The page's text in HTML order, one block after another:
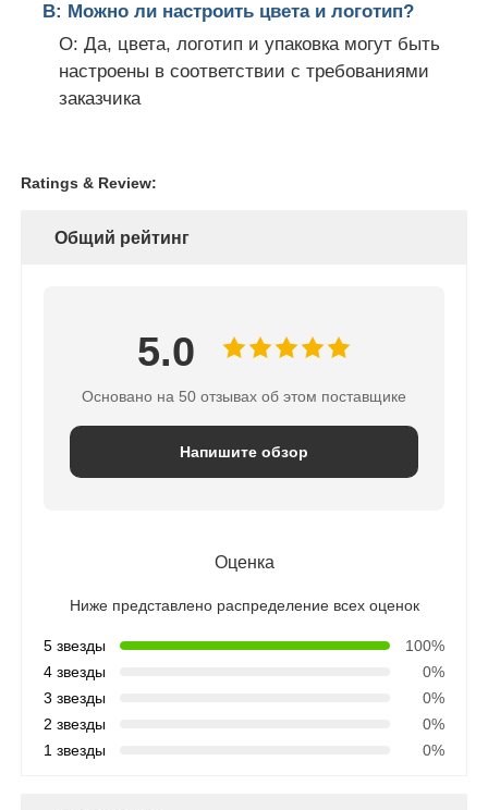
В: Можно ли настроить цвета и логотип?
О: Да, цвета, логотип и упаковка могут быть
настроены в соответствии с требованиями
заказчика
Ratings & Review:
Общий рейтинг
5.0
Основано на 50 отзывах об этом поставщике
Напишите обзор
Оценка
Ниже представлено распределение всех оценок
5 звезды
100%
4 звезды
0%
3 звезды
0%
2 звезды
0%
1 звезды
0%